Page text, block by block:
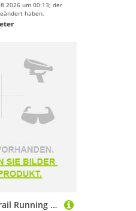
um 00:13; der
haben.
Nnormal Kjerag Trail Running Shoes Schwarz EU 41 1/3 Mann